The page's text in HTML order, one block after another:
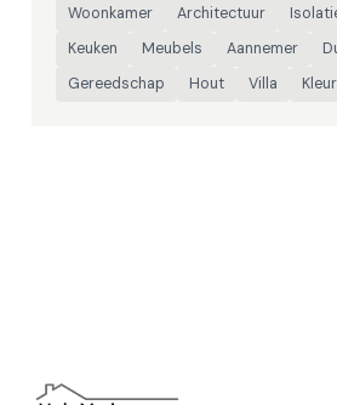
Woonkamer
Architectuur
Keuken
Meubels Aannemer
Gereedschap
Hout Villa